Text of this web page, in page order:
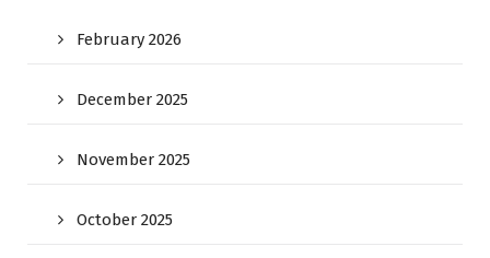
February 2026
December 2025
November 2025
October 2025